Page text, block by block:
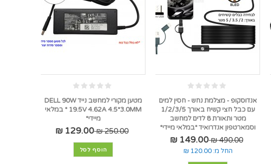
אנדוסקופ - מצלמת נחש - חסין למים
עם כבל חצי קשיח באורך 1/2/3/5
מטר ותאורת 8 לדים למחשב
וסמארטפון אנדרואיד *במלאי מיידי*
490.00 ₪
149.00 ₪
החל מ: 120.00 ₪
מטען מקורי למחשב נייד DELL 90W
19.5V 4.62A 4.5*3.0MM * במלאי
מיידי*
250.00 ₪
129.00 ₪
הוסף לסל